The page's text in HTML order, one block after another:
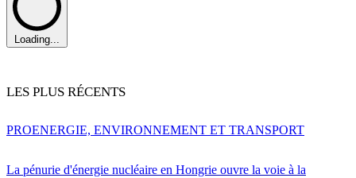
Loading...
LES PLUS RÉCENTS
La pénurie d'énergie nucléaire en Hongrie ouvre la voie à la
PROENERGIE, ENVIRONNEMENT ET TRANSPORT